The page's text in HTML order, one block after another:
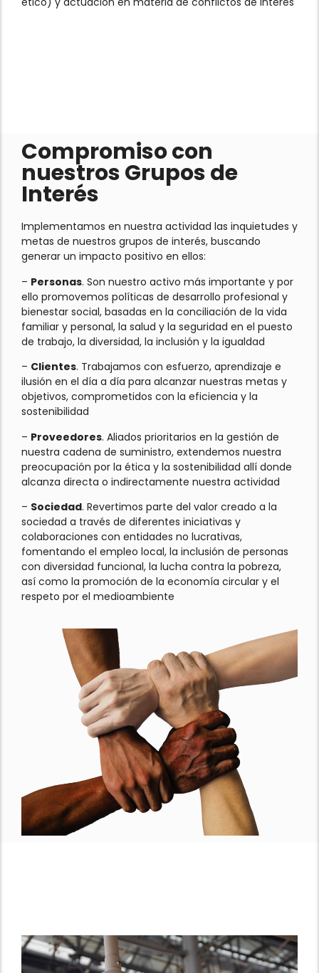
Compromiso con
nuestros Grupos de
Interés
Implementamos en nuestra actividad las inquietudes y
metas de nuestros grupos de interés, buscando
generar un impacto positivo en ellos:
– Personas. Son nuestro activo más importante y por
ello promovemos políticas de desarrollo profesional y
bienestar social, basadas en la conciliación de la vida
familiar y personal, la salud y la seguridad en el puesto
de trabajo, la diversidad, la inclusión y la igualdad
– Clientes. Trabajamos con esfuerzo, aprendizaje e
ilusión en el día a día para alcanzar nuestras metas y
objetivos, comprometidos con la eficiencia y la
sostenibilidad
– Proveedores. Aliados prioritarios en la gestión de
nuestra cadena de suministro, extendemos nuestra
preocupación por la ética y la sostenibilidad allí donde
alcanza directa o indirectamente nuestra actividad
– Sociedad. Revertimos parte del valor creado a la
sociedad a través de diferentes iniciativas y
colaboraciones con entidades no lucrativas,
fomentando el empleo local, la inclusión de personas
con diversidad funcional, la lucha contra la pobreza,
así como la promoción de la economía circular y el
respeto por el medioambiente